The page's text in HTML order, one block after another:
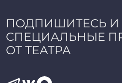
ПОДПИШИТЕСЬ И
СПЕЦИАЛЬНЫЕ
ОТ ТЕАТРА